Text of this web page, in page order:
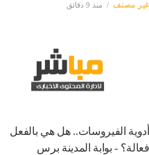
غير مصنف منذ 9 دقائق
أدوية الفيروسات.. هل هي بالفعل
فعالة؟ - بوابة المدينة برس